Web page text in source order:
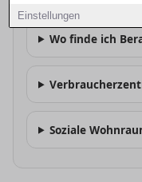
Einstellungen
Wo finde ich
Soziale